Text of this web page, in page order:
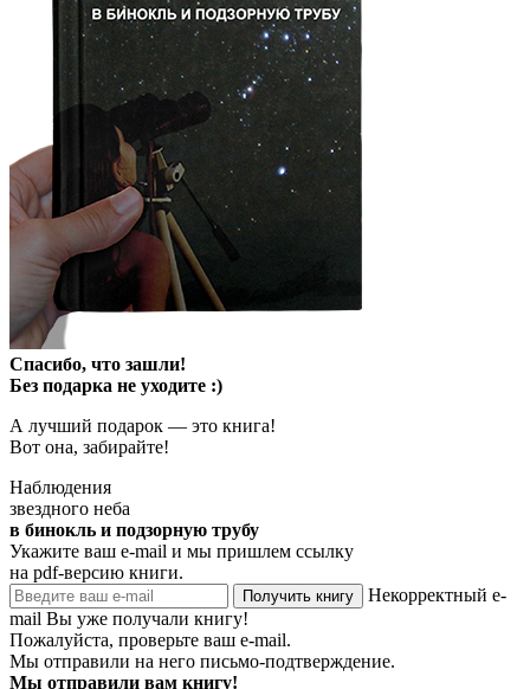
Спасибо, что зашли!
Без подарка не уходите :)
А лучший подарок — это книга!
Вот она, забирайте!
Наблюдения
звездного неба
в бинокль и подзорную трубу
Укажите ваш e-mail и мы пришлем ссылку
на pdf-версию книги.
Получить книгу
Некорректный e-
mail Вы уже получали книгу!
Пожалуйста, проверьте ваш e-mail.
Мы отправили на него письмо-подтверждение.
Мы отправили вам книгу!